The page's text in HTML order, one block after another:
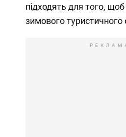
підходять для того,
зимового туристичного